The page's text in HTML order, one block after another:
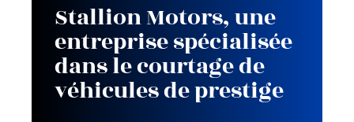
Stallion Motors, une
entreprise spécialisée
dans le courtage de
véhicules de prestige